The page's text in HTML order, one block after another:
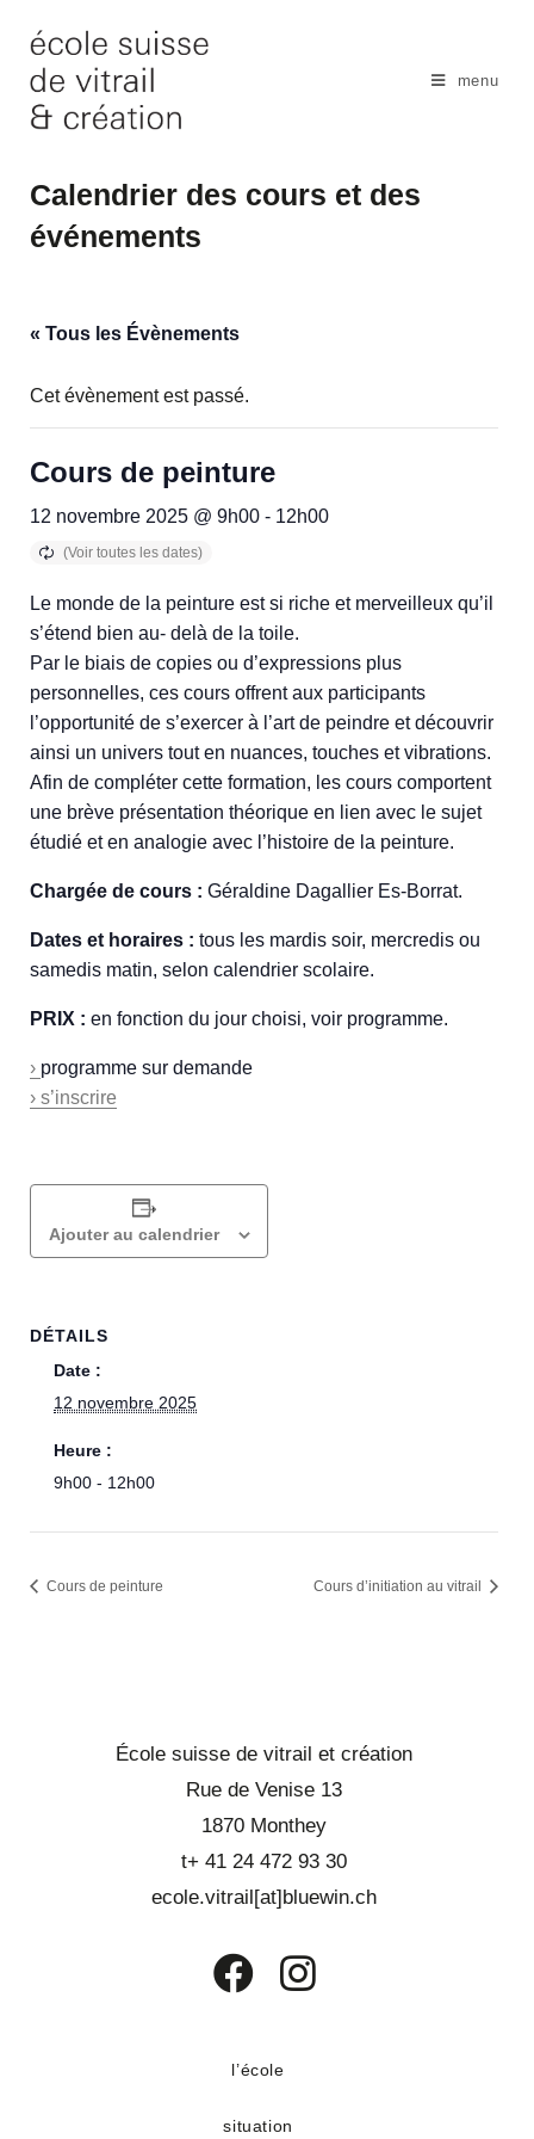
content
menu
Calendrier des cours et des
événements
« Tous les Évènements
Cet évènement est passé.
Cours de peinture
12 novembre 2025 @ 9h00 - 12h00
Le monde de la peinture est si riche et merveilleux qu’il
s’étend bien au- delà de la toile.
Par le biais de copies ou d’expressions plus
personnelles, ces cours offrent aux participants
l’opportunité de s’exercer à l’art de peindre et découvrir
ainsi un univers tout en nuances, touches et vibrations.
Afin de compléter cette formation, les cours comportent
une brève présentation théorique en lien avec le sujet
étudié et en analogie avec l’histoire de la peinture.
Chargée de cours : Géraldine Dagallier Es-Borrat.
Dates et horaires : tous les mardis soir, mercredis ou
samedis matin, selon calendrier scolaire.
PRIX : en fonction du jour choisi, voir programme.
› programme sur demande
› s’inscrire
Ajouter au calendrier
DÉTAILS
Date :
12 novembre 2025
Heure :
9h00 - 12h00
Cours de peinture Cours d’initiation au vitrail
École suisse de vitrail et création
Rue de Venise 13
1870 Monthey
t+ 41 24 472 93 30
ecole.vitrail[at]bluewin.ch
un
onglet
l’école
situation